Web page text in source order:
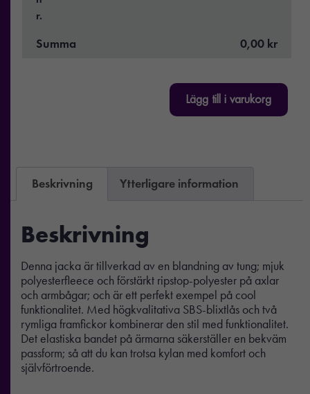
r.
Summa 0,00 kr
Lägg till i varukorg
Beskrivning Ytterligare information
Beskrivning
Denna jacka är tillverkad av en blandning av tung; mjuk
polyesterfleece och förstärkt ripstop-polyester på axlar
och armbågar; och är ett perfekt exempel på cool
funktionalitet. Med högkvalitativa SBS-blixtlås och två
rymliga framfickor kombinerar den stil med funktionalitet.
Det elastiska bandet på ärmarna säkerställer en bekväm
passform; så att du kan trotsa kylan med komfort och
självförtroende.